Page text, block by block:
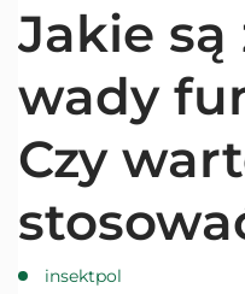
Jakie są
wady
Czy
insektpol